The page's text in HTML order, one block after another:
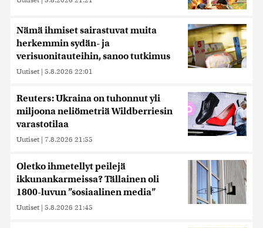
Nämä ihmiset sairastuvat muita
herkemmin sydän- ja
verisuonitauteihin, sanoo tutkimus
Uutiset | 5.8.2026 22:01
Reuters: Ukraina on tuhonnut yli
miljoona neliömetriä Wildberriesin
varastotilaa
Uutiset | 7.8.2026 21:55
Oletko ihmetellyt peilejä
ikkunankarmeissa? Tällainen oli
1800-luvun ”sosiaalinen media”
Uutiset | 5.8.2026 21:45